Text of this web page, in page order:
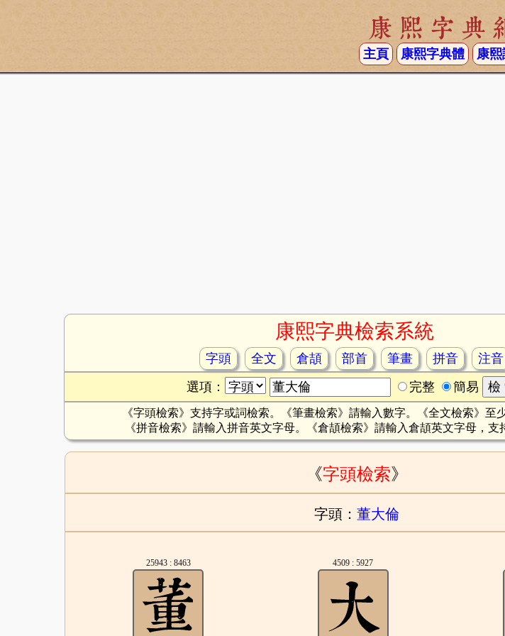
康熙字典
主頁 康熙字典體 康
康熙字典檢索系統
字頭 全文 倉頡 部首 筆畫 拼音
注音
選項：
完整 簡易
《字頭檢索》支持字或詞檢索。《筆畫檢索》請輸入數字。《全文檢索》至
《拼音檢索》請輸入拼音英文字母。《倉頡檢索》請輸入倉頡英文字母，支
《字頭檢索》
字頭： 董大倫
25943 : 8463 4509 : 5927